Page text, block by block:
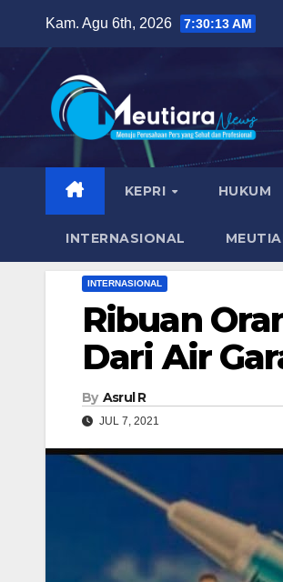
content
Kam. Agu 6th, 2026 7:30:15 AM
KEPRI HUKUM
INTERNASIONAL
INTERNASIONAL
Ribuan
Dari Air
By Asrul R
JUL 7, 2021